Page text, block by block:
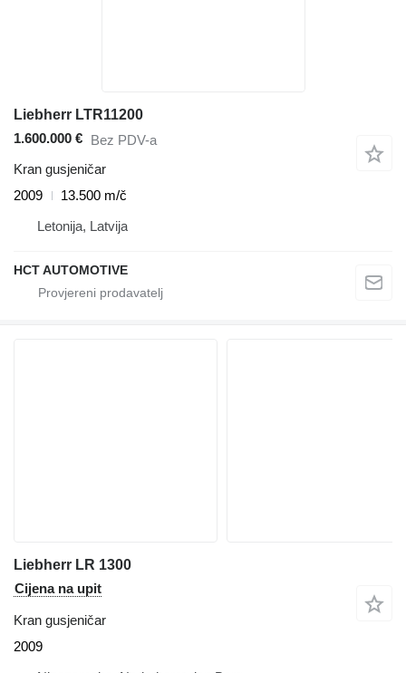
Liebherr LTR11200
1.600.000 € Bez PDV-a
Kran gusjeničar
2009
13.500 m/č
Letonija, Latvija
HCT AUTOMOTIVE
Liebherr LR 1300
Cijena na upit
Kran gusjeničar
2009